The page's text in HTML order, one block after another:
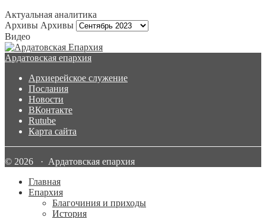
Актуальная аналитика
Архивы Архивы
Видео
Ардатовская епархия
Архиерейское служение
Послания
Новости
ВКонтакте
Rutube
Карта сайта
© 2026 · Ардатовская епархия
Главная
Епархия
Благочиния и приходы
История